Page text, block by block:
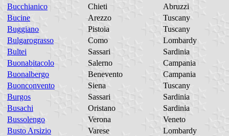
Bucchianico
Chieti
Abruzzi
Bucine
Arezzo
Tuscany
Buggiano
Pistoia
Tuscany
Bulgarograsso
Como
Lombardy
Bultei
Sassari
Sardinia
Buonabitacolo
Salerno
Campania
Buonalbergo
Benevento
Campania
Buonconvento
Siena
Tuscany
Burgos
Sassari
Sardinia
Busachi
Oristano
Sardinia
Bussolengo
Verona
Veneto
Busto Arsizio
Varese
Lombardy